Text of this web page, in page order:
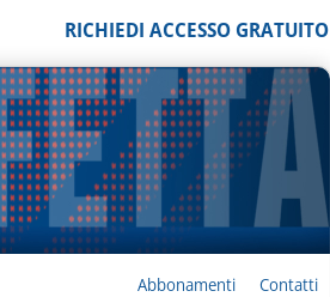
RICHIEDI ACCESSO GRATUITO
Abbonamenti Contatti